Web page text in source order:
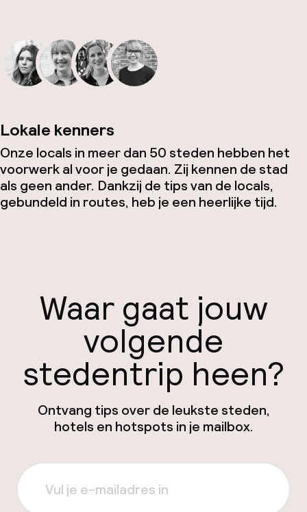
Lokale kenners
Onze locals in meer dan 50 steden hebben het
voorwerk al voor je gedaan. Zij kennen de stad
als geen ander. Dankzij de tips van de locals,
gebundeld in routes, heb je een heerlijke tijd.
Waar gaat jouw
volgende
stedentrip heen?
Ontvang tips over de leukste steden,
hotels en hotspots in je mailbox.